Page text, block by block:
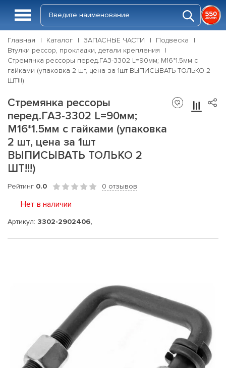
Главная Каталог ЗАПАСНЫЕ ЧАСТИ
Подвеска
Втулки рессор, прокладки, детали крепления
Стремянка рессоры перед.ГАЗ-3302 L=90мм; М16*1.5мм с
гайками (упаковка 2 шт, цена за 1шт ВЫПИСЫВАТЬ ТОЛЬКО 2
ШТ!!!)
Стремянка рессоры
перед.ГАЗ-3302 L=90мм;
М16*1.5мм с гайками (упаковка
2 шт, цена за 1шт
ВЫПИСЫВАТЬ ТОЛЬКО 2
ШТ!!!)
Рейтинг 0.0 0 отзывов
Нет в наличии
Артикул: 3302-2902406,